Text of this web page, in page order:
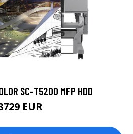
SC-T5200 MFP HDD
EUR